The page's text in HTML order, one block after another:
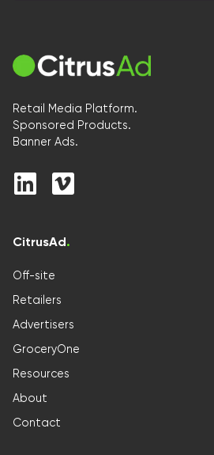
Retail Media Platform.
Sponsored Products.
Banner Ads.
CitrusAd.
Off-site
Retailers
Advertisers
GroceryOne
Resources
About
Contact